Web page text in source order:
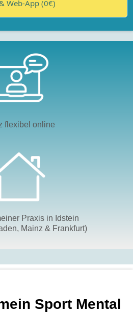
Web-App (0€)
flexibel online
Praxis in Idstein
Mainz & Frankfurt)
Sport Mental